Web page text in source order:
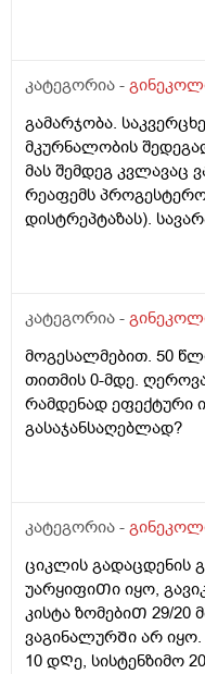
მაინტერესებს
იყოს?
კატეგორია -
გამარჯობა.
მკურნალობის
მას შემდეგ კვლავაც
რეაფემს
დისტრეპტაზას).
ვიზიტი) მსურს
კეთდება და
მაინტერესებს,
პროცედურა?
კატეგორია -
მოგესალმებით. 50
თითმის 0-მდე.
რამდენად ეფექტური
გასაჯანსაღებლად?
კატეგორია -
ციკლის გადაცდენის
უარყიფიᲗი იყო,
კისტა ზომებიᲗ 29/
ვაგინალურᲨი არ იყო.
10 დᲦე, სისტენზიმო